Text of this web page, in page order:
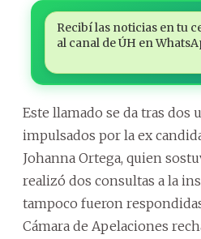
Recibí las noticias en tu
al canal de ÚH en
Este llamado se da tras dos
impulsados por la ex
Johanna Ortega, quien
realizó dos consultas a la
tampoco fueron
Cámara de Apelaciones